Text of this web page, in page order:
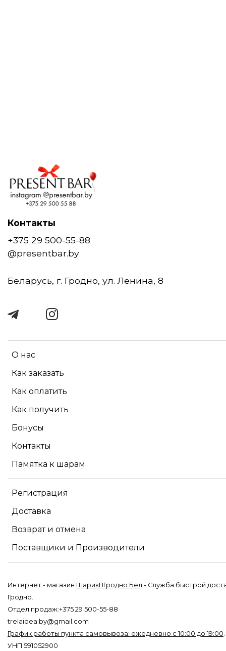
О нас
Как заказать
Как оплатить
Как получить
Бонусы
Контакты
Памятка к шарам
Регистрация
Доставка
Возврат и отмена
Поставщики и Производители
Контакты
+375 29 500-55-88
@presentbar.by
Беларусь, г. Гродно, ул. Ленина, 8
Интернет - магазин ШарикВГродно.Бел - Служба быстрой
Гродно.
Отдел продаж:+375 29 500-55-88
trelaidea.by@gmail.com
График работы пункта самовывоза: ежедневно с 10:00 до 19:00
УНП 591052900